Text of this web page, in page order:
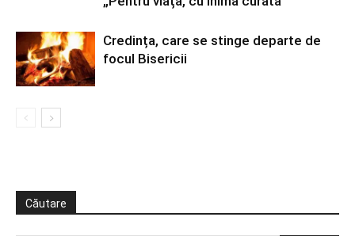
Credința, care se stinge departe de
focul Bisericii
Căutare